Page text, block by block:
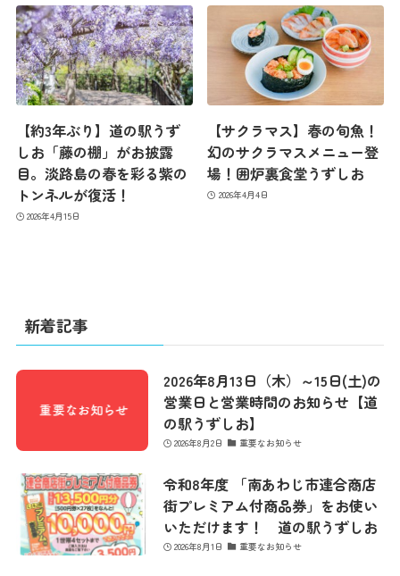
コンセプト
コンテンツ
アクセス
お問い合わせ
【約3年ぶり】道の駅うず
しお「藤の棚」がお披露
目。淡路島の春を彩る紫の
トンネルが復活！
2026年4月15日
【サクラマス】春の旬魚！
幻のサクラマスメニュー登
場！囲炉裏食堂うずしお
2026年4月4日
新着記事
2026年8月13日（木）～15日(土)の
営業日と営業時間のお知らせ【道
の駅うずしお】
2026年8月2日 重要なお知らせ
令和8年度 「南あわじ市連合商店
街プレミアム付商品券」をお使い
いただけます！ 道の駅うずしお
2026年8月1日 重要なお知らせ